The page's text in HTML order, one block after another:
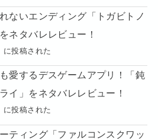
ないエンディング「トガビトノ
ネタバレレビュー！
に投稿された
愛するデスゲームアプリ！「鈍
イ」をネタバレレビュー！
に投稿された
ティング「ファルコンスクワッ